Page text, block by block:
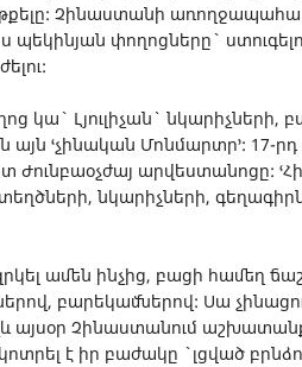
թքելը: Չինաստանի
պեկինյան փողոցները`
կա` Լյուլիչան` նկարիչների,
այն ՙչինական Մոնմարտր՚: 17-
Ժունբաօչժայ արվեստանոցը:
նկարիչների,
ամեն ինչից, բացի համեղ
բարեկամներով: Սա չինացու
այսօր Չինաստանում
է իր բաժակը ` լցված